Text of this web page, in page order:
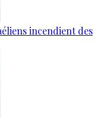
incendient des